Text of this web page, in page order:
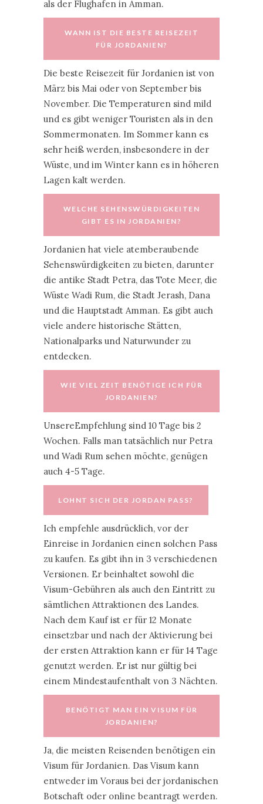
als der Flughafen in Amman.
WANN IST DIE BESTE REISEZEIT
FÜR JORDANIEN?
Die beste Reisezeit für Jordanien ist von
März bis Mai oder von September bis
November. Die Temperaturen sind mild
und es gibt weniger Touristen als in den
Sommermonaten. Im Sommer kann es
sehr heiß werden, insbesondere in der
Wüste, und im Winter kann es in höheren
Lagen kalt werden.
WELCHE SEHENSWÜRDIGKEITEN
GIBT ES IN JORDANIEN?
Jordanien hat viele atemberaubende
Sehenswürdigkeiten zu bieten, darunter
die antike Stadt Petra, das Tote Meer, die
Wüste Wadi Rum, die Stadt Jerash, Dana
und die Hauptstadt Amman. Es gibt auch
viele andere historische Stätten,
Nationalparks und Naturwunder zu
entdecken.
WIE VIEL ZEIT BENÖTIGE ICH FÜR
JORDANIEN?
UnsereEmpfehlung sind 10 Tage bis 2
Wochen. Falls man tatsächlich nur Petra
und Wadi Rum sehen möchte, genügen
auch 4-5 Tage.
LOHNT SICH DER JORDAN PASS?
Ich empfehle ausdrücklich, vor der
Einreise in Jordanien einen solchen Pass
zu kaufen. Es gibt ihn in 3 verschiedenen
Versionen. Er beinhaltet sowohl die
Visum-Gebühren als auch den Eintritt zu
sämtlichen Attraktionen des Landes.
Nach dem Kauf ist er für 12 Monate
einsetzbar und nach der Aktivierung bei
der ersten Attraktion kann er für 14 Tage
genutzt werden. Er ist nur gültig bei
einem Mindestaufenthalt von 3 Nächten.
BENÖTIGT MAN EIN VISUM FÜR
JORDANIEN?
Ja, die meisten Reisenden benötigen ein
Visum für Jordanien. Das Visum kann
entweder im Voraus bei der jordanischen
Botschaft oder online beantragt werden.